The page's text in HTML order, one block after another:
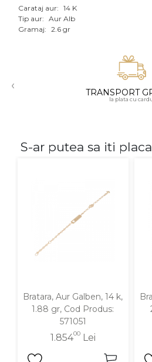
Aur mixt
18K
Carataj aur: 14 K
Tip aur: Aur Alb
Gramaj: 2.6 gr
‹ TRANSPORT
la plata cu
S-ar putea sa iti
Bratara, Aur Galben, 14 k,
1.88 gr, Cod Produs:
571051
1.85400Lei